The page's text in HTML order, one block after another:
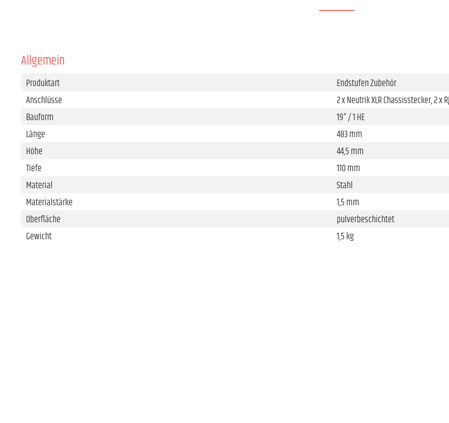
Allgemein
Produktart
Endstufen Zubehör
Anschlüsse
2 x Neutrik XLR Chassisstecker, 2 x
Bauform
19" / 1 HE
Länge
483 mm
Höhe
44,5 mm
Tiefe
110 mm
Material
Stahl
Materialstärke
1,5 mm
Oberfläche
pulverbeschichtet
Gewicht
1,5 kg